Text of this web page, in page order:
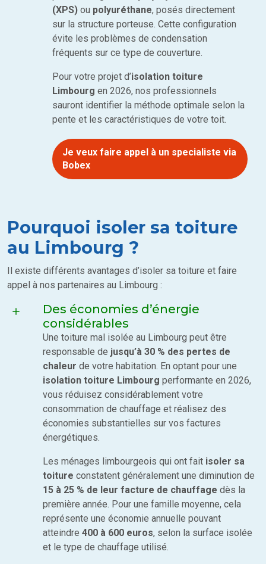
(XPS)ou polyuréthane, posés directement
sur la structure porteuse. Cette configuration
évite les problèmes de condensation
fréquents sur ce type de couverture.
Pour votre projet d’isolation toiture
Limbourg en 2026, nos professionnels
sauront identifier la méthode optimale selon la
pente et les caractéristiques de votre toit.
Je veux faire appel à un specialiste via
Bobex
Pourquoi isoler sa toiture
au Limbourg ?
Il existe différents avantages d’isoler sa toiture et faire
appel à nos partenaires au Limbourg :
Des économies d’énergie
considérables
Une toiture mal isolée au Limbourg peut être
responsable de jusqu’à 30 % des pertes de
chaleur de votre habitation. En optant pour une
isolation toiture Limbourg performante en 2026,
vous réduisez considérablement votre
consommation de chauffage et réalisez des
économies substantielles sur vos factures
énergétiques.
Les ménages limbourgeois qui ont fait isoler sa
toiture constatent généralement une diminution de
15 à 25 % de leur facture de chauffage dès la
première année. Pour une famille moyenne, cela
représente une économie annuelle pouvant
atteindre400 à 600 euros, selon la surface isolée
et le type de chauffage utilisé.